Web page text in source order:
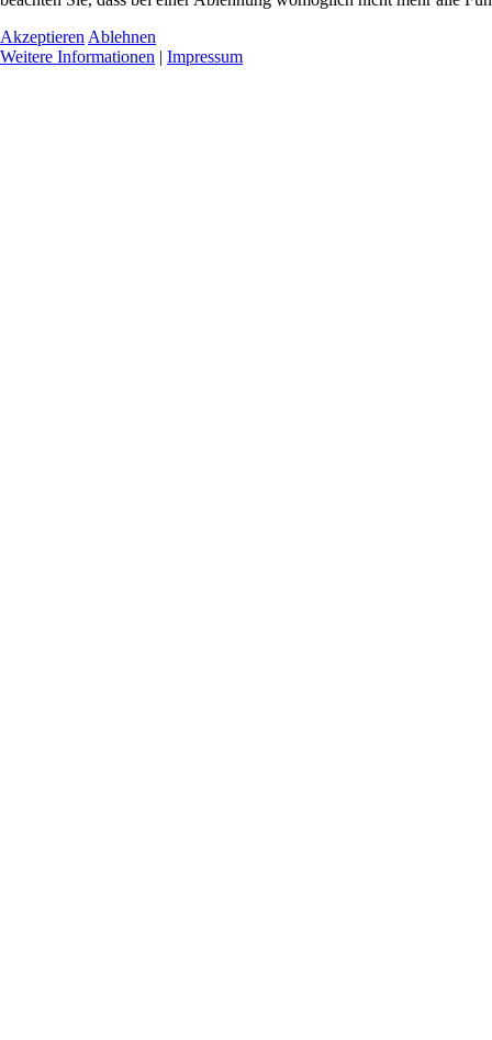
Akzeptieren Ablehnen
Weitere Informationen | Impressum